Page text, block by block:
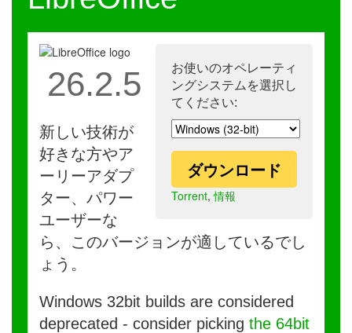
お使いのオペレーティ
ングシステムを選択し
てください:
ダウンロード
Torrent,情報
26.2.5
新しい技術が
好きな方やア
ーリーアダプ
ター、パワー
ユーザーな
ら、このバージョンが適しているでし
ょう。
Windows 32bit builds are considered
deprecated - consider picking the 64bit